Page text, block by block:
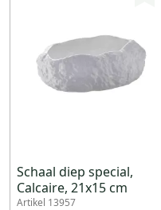
Schaal diep special,
Calcaire, 21x15 cm
Artikel 13957